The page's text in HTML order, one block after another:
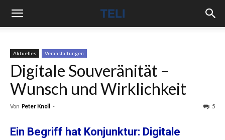
Aktuelles Veranstaltungen
Digitale Souveränität –
Wunsch und Wirklichkeit
Von Peter Knoll - 5
Ein Begriff hat Konjunktur: Digitale